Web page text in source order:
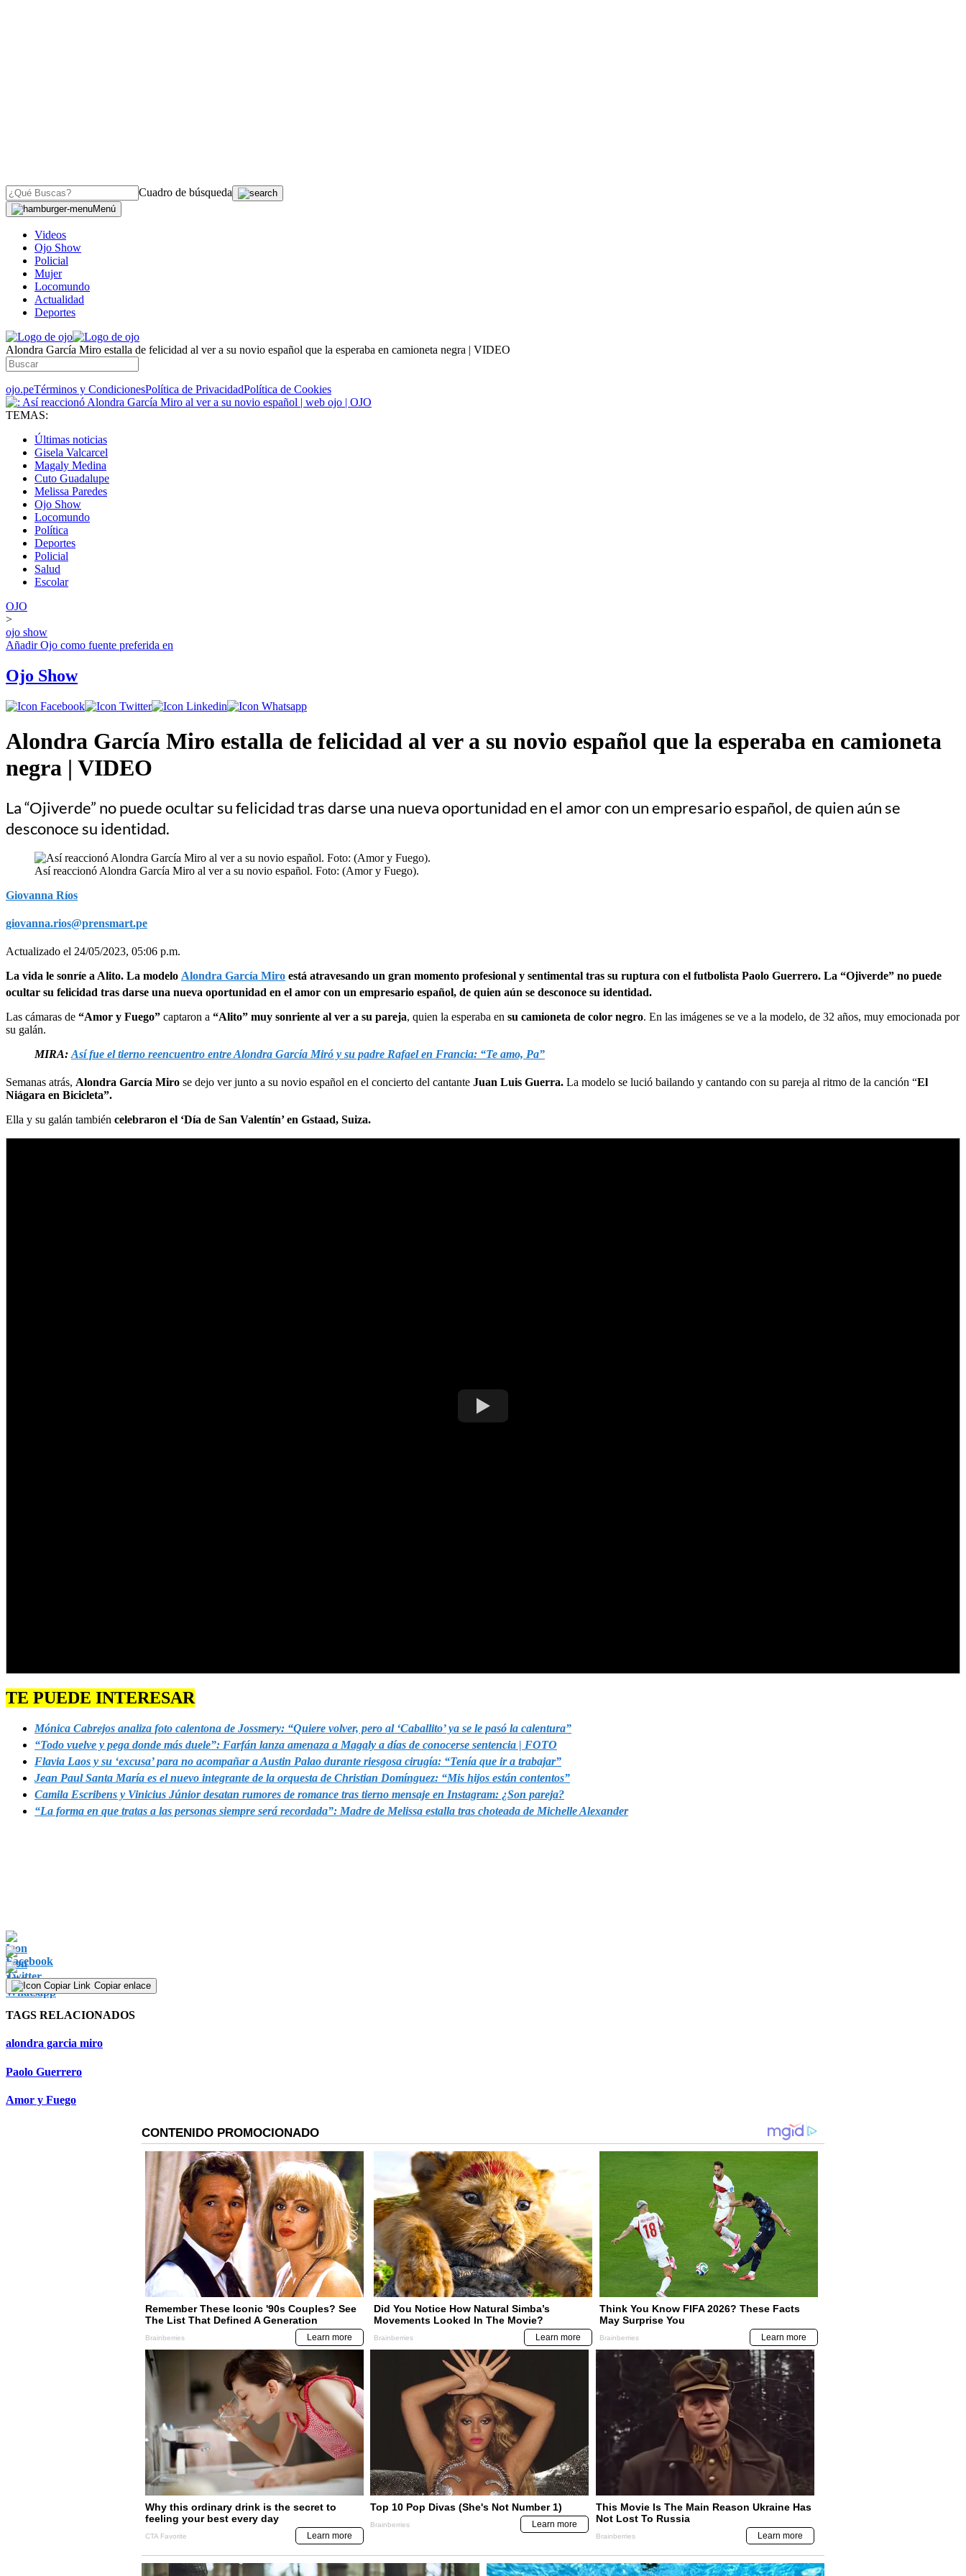
Cuadro de búsqueda
Menú
Videos
Ojo Show
Policial
Mujer
Locomundo
Actualidad
Deportes
Alondra García Miro estalla de felicidad al ver a su novio español que la esperaba en camioneta negra | VIDEO
ojo.peTérminos y CondicionesPolítica de PrivacidadPolítica de Cookies
TEMAS:
Últimas noticias
Gisela Valcarcel
Magaly Medina
Cuto Guadalupe
Melissa Paredes
Ojo Show
Locomundo
Política
Deportes
Policial
Salud
Escolar
OJO
>
ojo show
AñadirOjo como fuente preferida en
Ojo Show
Alondra García Miro estalla de felicidad al ver a su novio español que la esperaba en camioneta
negra | VIDEO
La “Ojiverde” no puede ocultar su felicidad tras darse una nueva oportunidad en el amor con un empresario español, de quien aún se
desconoce su identidad.
Así reaccionó Alondra García Miro al ver a su novio español. Foto: (Amor y Fuego).
Giovanna Ríos
giovanna.rios@prensmart.pe
Actualizado el 24/05/2023, 05:06 p.m.
La vida le sonríe a Alito. La modelo Alondra García Miro está atravesando un gran momento profesional y sentimental tras su ruptura con el futbolista Paolo Guerrero. La “Ojiverde” no puede
ocultar su felicidad tras darse una nueva oportunidad en el amor con un empresario español, de quien aún se desconoce su identidad.
Las cámaras de “Amor y Fuego” captaron a “Alito” muy sonriente al ver a su pareja, quien la esperaba en su camioneta de color negro. En las imágenes se ve a la modelo, de 32 años, muy emocionada por
su galán.
MIRA: Así fue el tierno reencuentro entre Alondra García Miró y su padre Rafael en Francia: “Te amo, Pa”
Semanas atrás, Alondra García Miro se dejo ver junto a su novio español en el concierto del cantante Juan Luis Guerra. La modelo se lució bailando y cantando con su pareja al ritmo de la canción “El
Niágara en Bicicleta”.
Ella y su galán también celebraron el ‘Día de San Valentín’ en Gstaad, Suiza.
TE PUEDE INTERESAR
Mónica Cabrejos analiza foto calentona de Jossmery: “Quiere volver, pero al ‘Caballito’ ya se le pasó la calentura”
“Todo vuelve y pega donde más duele”: Farfán lanza amenaza a Magaly a días de conocerse sentencia | FOTO
Flavia Laos y su ‘excusa’ para no acompañar a Austin Palao durante riesgosa cirugía: “Tenía que ir a trabajar”
Jean Paul Santa María es el nuevo integrante de la orquesta de Christian Domínguez: “Mis hijos están contentos”
Camila Escribens y Vinicius Júnior desatan rumores de romance tras tierno mensaje en Instagram: ¿Son pareja?
“La forma en que tratas a las personas siempre será recordada”: Madre de Melissa estalla tras choteada de Michelle Alexander
Copiar enlace
TAGS RELACIONADOS
alondra garcia miro
Paolo Guerrero
Amor y Fuego